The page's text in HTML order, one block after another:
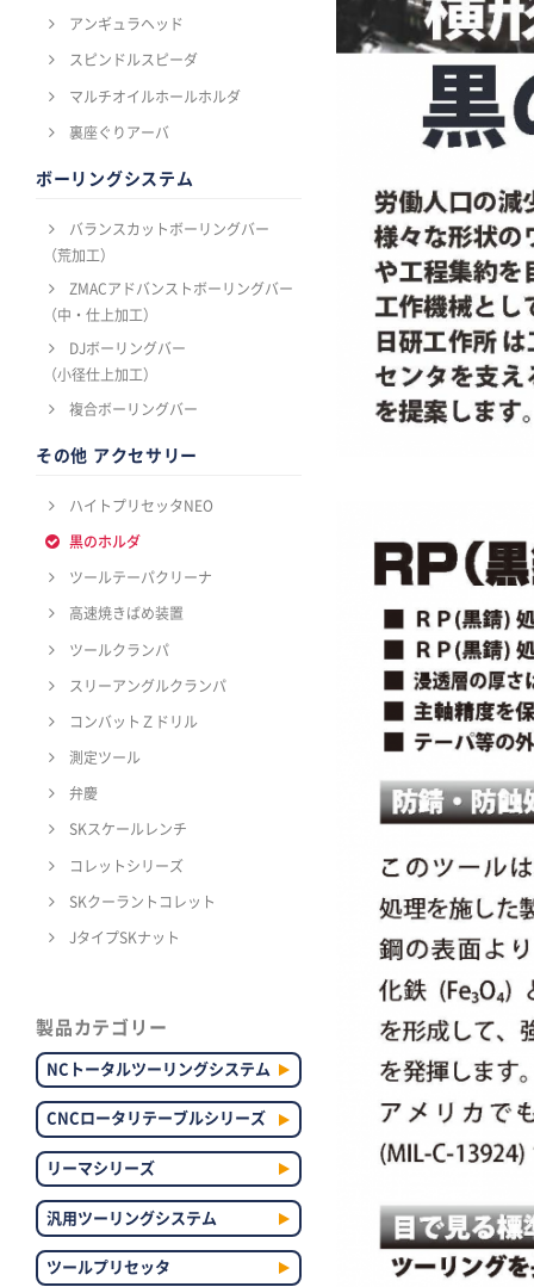
アンギュラヘッド
スピンドルスピーダ
マルチオイルホールホルダ
裏座ぐりアーバ
ボーリングシステム
バランスカットボーリングバー
（荒加工）
ZMACアドバンストボーリングバー
（中・仕上加工）
DJボーリングバー
（小径仕上加工）
複合ボーリングバー
その他 アクセサリー
ハイトプリセッタNEO
黒のホルダ
ツールテーパクリーナ
高速焼きばめ装置
ツールクランパ
スリーアングルクランパ
コンバットＺドリル
測定ツール
弁慶
SKスケールレンチ
コレットシリーズ
SKクーラントコレット
JタイプSKナット
製品カテゴリー
NCトータルツーリングシステム
CNCロータリテーブルシリーズ
リーマシリーズ
汎用ツーリングシステム
ツールプリセッタ